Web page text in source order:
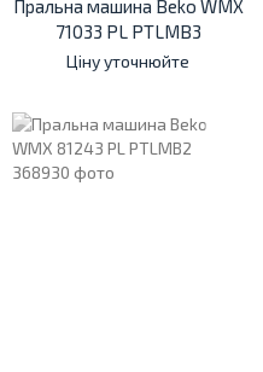
Пральна машина Beko WMX
71033 PL PTLMB3
Ціну уточнюйте